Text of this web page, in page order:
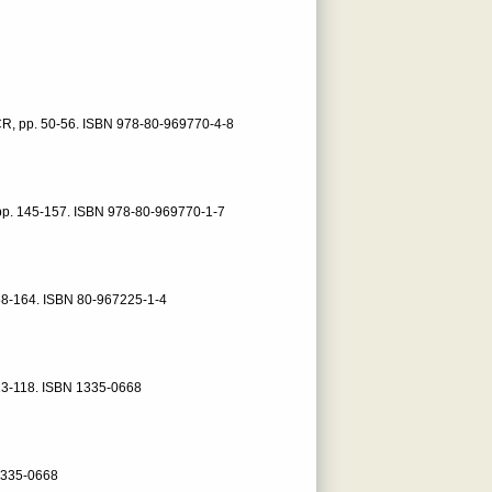
pp. 50-56. ISBN 978-80-969770-4-8
145-157. ISBN 978-80-969770-1-7
164. ISBN 80-967225-1-4
118. ISBN 1335-0668
0668